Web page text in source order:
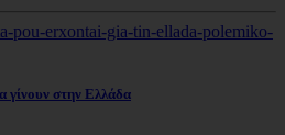
γίνουν στην Ελλάδα